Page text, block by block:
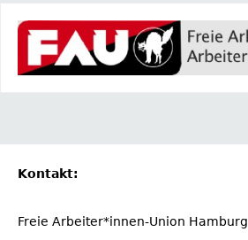
Kontakt:
Freie Arbeiter*innen-Union Hamburg